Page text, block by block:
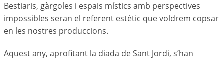
Bestiaris, gàrgoles i espais místics amb perspectives
impossibles seran el referent estètic que voldrem copsar
en les nostres produccions.
Aquest any, aprofitant la diada de Sant Jordi, s’han